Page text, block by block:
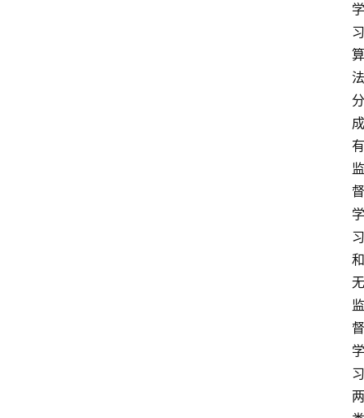
学
习
算
法
分
成
有
监
督
学
习
和
无
监
督
学
习
两